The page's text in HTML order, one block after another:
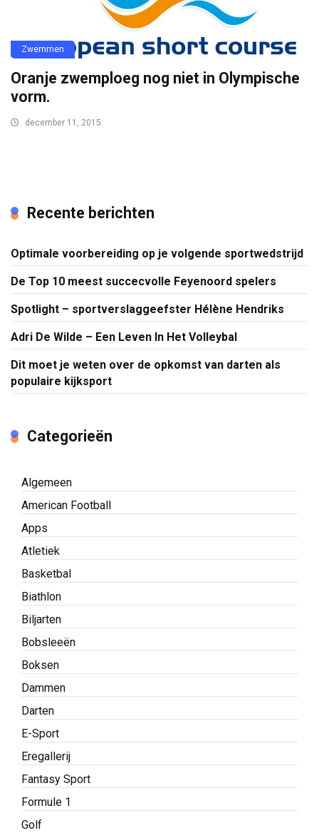
Zwemmen
Oranje zwemploeg nog niet in Olympische
vorm.
december 11, 2015
Recente berichten
Optimale voorbereiding op je volgende sportwedstrijd
De Top 10 meest succecvolle Feyenoord spelers
Spotlight – sportverslaggeefster Hélène Hendriks
Adri De Wilde – Een Leven In Het Volleybal
Dit moet je weten over de opkomst van darten als
populaire kijksport
Categorieën
Algemeen
American Football
Apps
Atletiek
Basketbal
Biathlon
Biljarten
Bobsleeën
Boksen
Dammen
Darten
E-Sport
Eregallerij
Fantasy Sport
Formule 1
Golf